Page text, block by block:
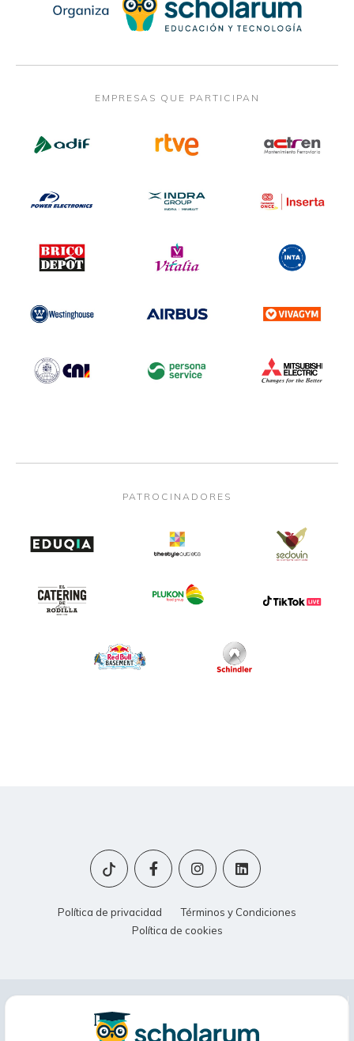
EMPRESAS QUE PARTICIPAN
PATROCINADORES
Política de privacidad
Términos y Condiciones
Política de cookies